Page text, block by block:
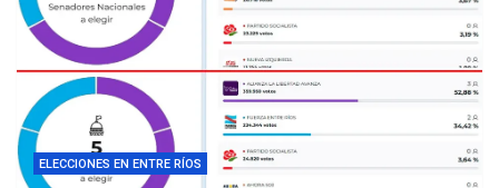
ELECCIONES EN ENTRE RÍOS